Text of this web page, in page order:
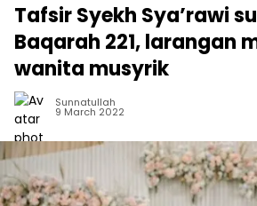
Tafsir Syekh Sya’rawi
Baqarah 221, larangan
wanita musyrik
Sunnatullah
9 March 2022